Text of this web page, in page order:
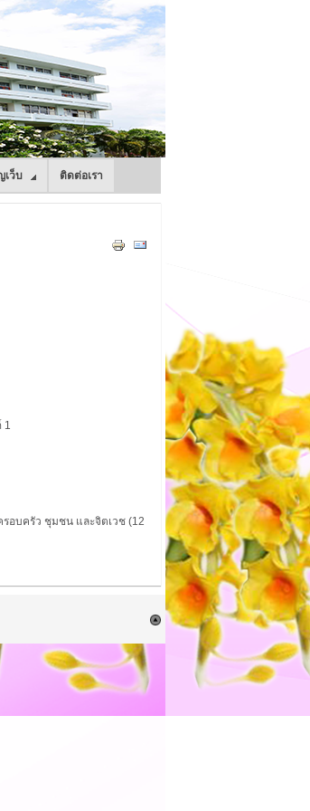
เว็บ ติดต่อเรา
1
อบครัว ชุมชน และจิตเวช (12